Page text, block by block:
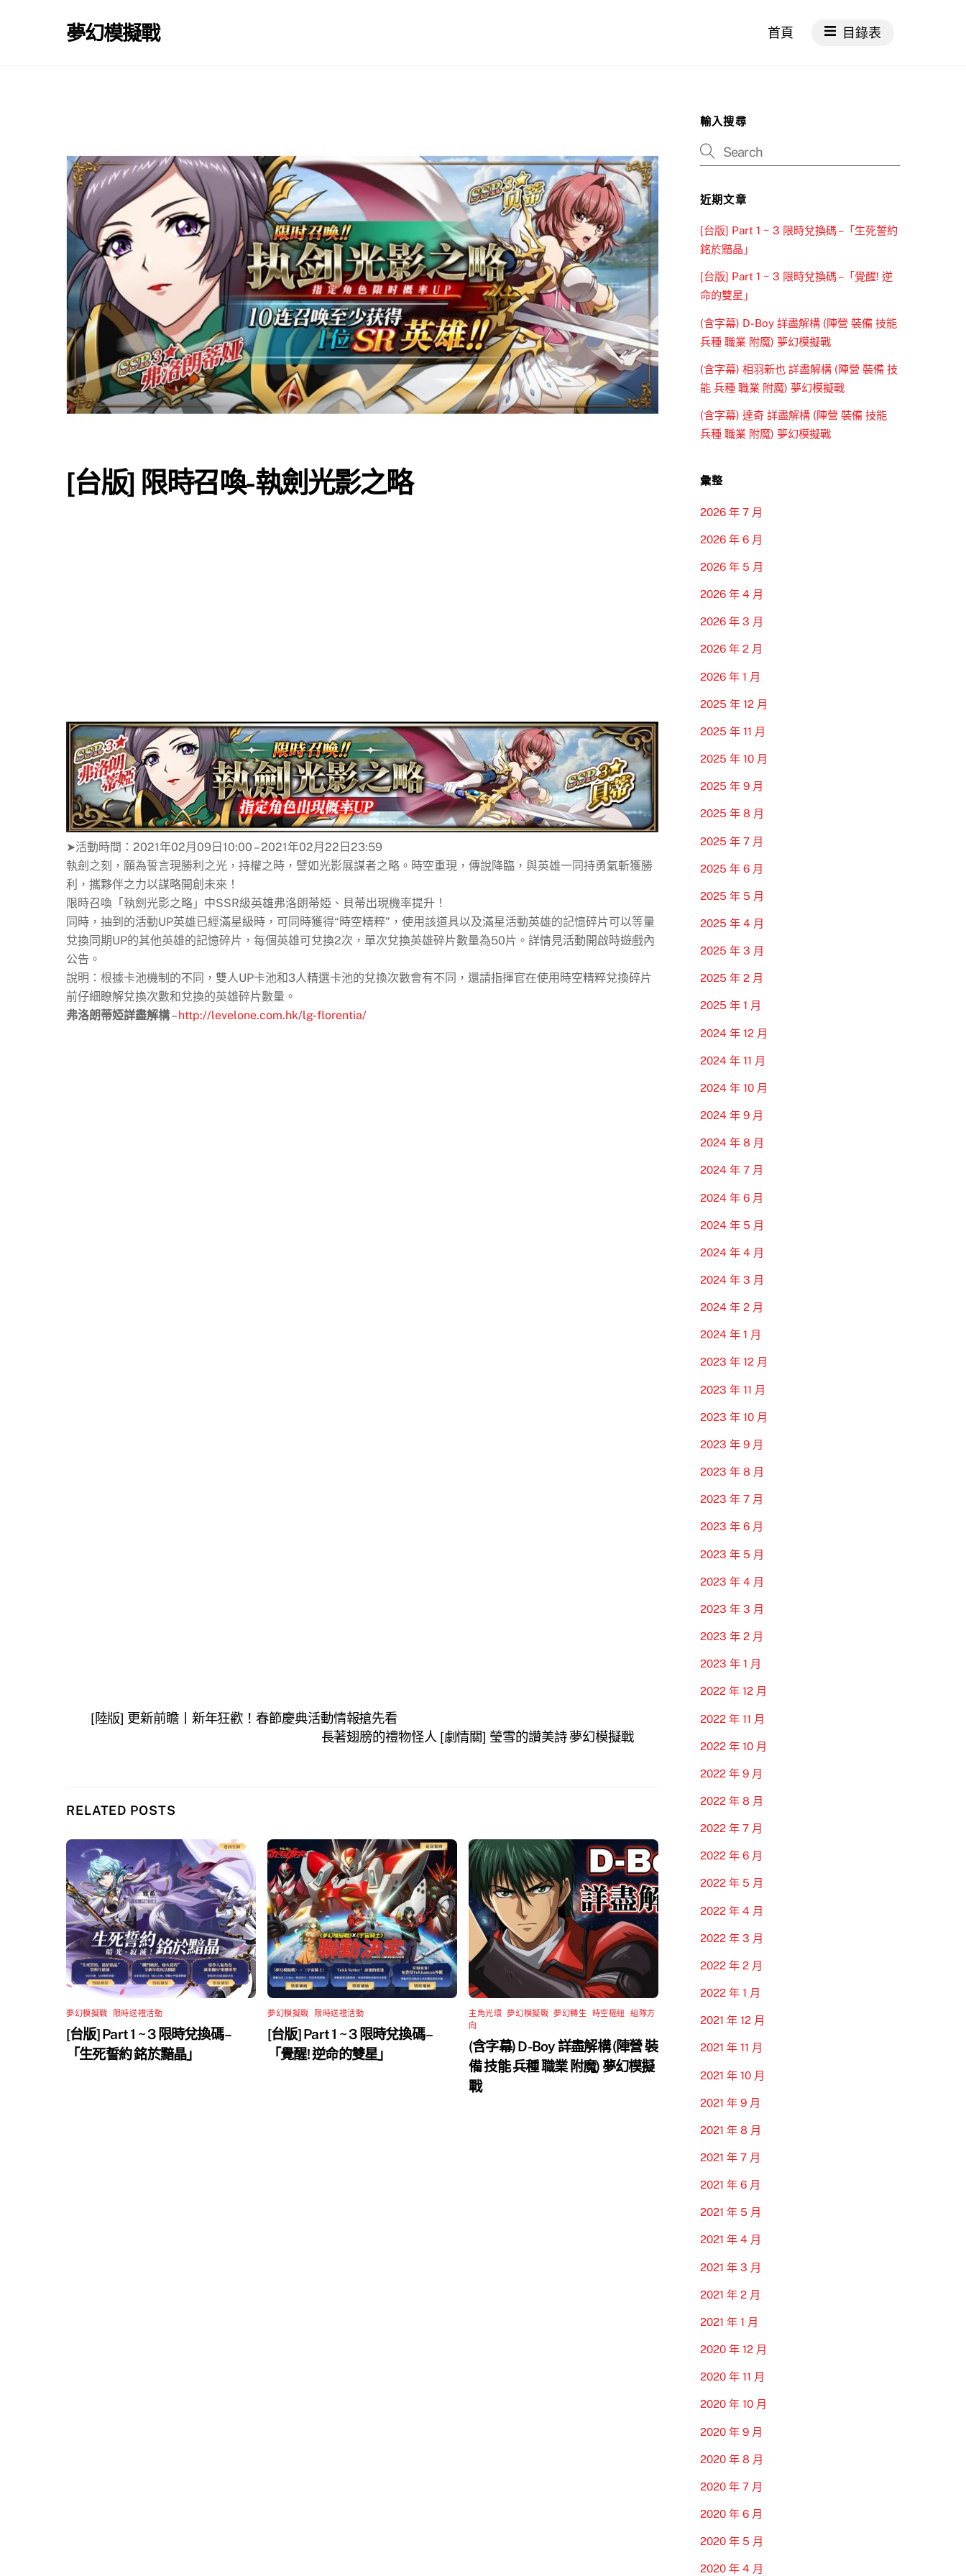
夢幻模擬戰 首頁 目錄表
[台版] 限時召喚-執劍光影之略
➤活動時間：2021年02月09日10:00 – 2021年02月22日23:59
執劍之刻，願為誓言現勝利之光，持權之時，譬如光影展謀者之略。時空重現，傳說降臨，與英雄一同持勇氣斬獲勝
利，攜夥伴之力以謀略開創未來！
限時召喚「執劍光影之略」中SSR級英雄弗洛朗蒂婭、貝蒂出現機率提升！
同時，抽到的活動UP英雄已經滿星級時，可同時獲得“時空精粹”，使用該道具以及滿星活動英雄的記憶碎片可以等量
兌換同期UP的其他英雄的記憶碎片，每個英雄可兌換2次，單次兌換英雄碎片數量為50片。詳情見活動開啟時遊戲內
公告。
說明：根據卡池機制的不同，雙人UP卡池和3人精選卡池的兌換次數會有不同，還請指揮官在使用時空精粹兌換碎片
前仔細瞭解兌換次數和兌換的英雄碎片數量。
弗洛朗蒂婭詳盡解構–http://levelone.com.hk/lg-florentia/
[陸版] 更新前瞻丨新年狂歡！春節慶典活動情報搶先看
長著翅膀的禮物怪人 [劇情關] 瑩雪的讚美詩 夢幻模擬戰
RELATED POSTS
夢幻模擬戰 限時送禮活動
[台版] Part 1 ~ 3 限時兌換碼 –
「生死誓約 銘於黯晶」
夢幻模擬戰 限時送禮活動
[台版] Part 1 ~ 3 限時兌換碼 –
「覺醒! 逆命的雙星」
主角光環 ,夢幻模擬戰 ,夢幻轉生 時空樞紐 ,組隊方
向
(含字幕) D-Boy 詳盡解構 (陣營 裝
備 技能 兵種 職業 附魔) 夢幻模擬
戰
輸入搜尋
近期文章
[台版] Part 1 ~ 3 限時兌換碼 –「生死誓約
銘於黯晶」
[台版] Part 1 ~ 3 限時兌換碼 –「覺醒! 逆
命的雙星」
(含字幕) D-Boy 詳盡解構 (陣營 裝備 技能
兵種 職業 附魔) 夢幻模擬戰
(含字幕) 相羽新也 詳盡解構 (陣營 裝備 技
能 兵種 職業 附魔) 夢幻模擬戰
(含字幕) 達奇 詳盡解構 (陣營 裝備 技能
兵種 職業 附魔) 夢幻模擬戰
彙整
2026 年 7 月
2026 年 6 月
2026 年 5 月
2026 年 4 月
2026 年 3 月
2026 年 2 月
2026 年 1 月
2025 年 12 月
2025 年 11 月
2025 年 10 月
2025 年 9 月
2025 年 8 月
2025 年 7 月
2025 年 6 月
2025 年 5 月
2025 年 4 月
2025 年 3 月
2025 年 2 月
2025 年 1 月
2024 年 12 月
2024 年 11 月
2024 年 10 月
2024 年 9 月
2024 年 8 月
2024 年 7 月
2024 年 6 月
2024 年 5 月
2024 年 4 月
2024 年 3 月
2024 年 2 月
2024 年 1 月
2023 年 12 月
2023 年 11 月
2023 年 10 月
2023 年 9 月
2023 年 8 月
2023 年 7 月
2023 年 6 月
2023 年 5 月
2023 年 4 月
2023 年 3 月
2023 年 2 月
2023 年 1 月
2022 年 12 月
2022 年 11 月
2022 年 10 月
2022 年 9 月
2022 年 8 月
2022 年 7 月
2022 年 6 月
2022 年 5 月
2022 年 4 月
2022 年 3 月
2022 年 2 月
2022 年 1 月
2021 年 12 月
2021 年 11 月
2021 年 10 月
2021 年 9 月
2021 年 8 月
2021 年 7 月
2021 年 6 月
2021 年 5 月
2021 年 4 月
2021 年 3 月
2021 年 2 月
2021 年 1 月
2020 年 12 月
2020 年 11 月
2020 年 10 月
2020 年 9 月
2020 年 8 月
2020 年 7 月
2020 年 6 月
2020 年 5 月
2020 年 4 月